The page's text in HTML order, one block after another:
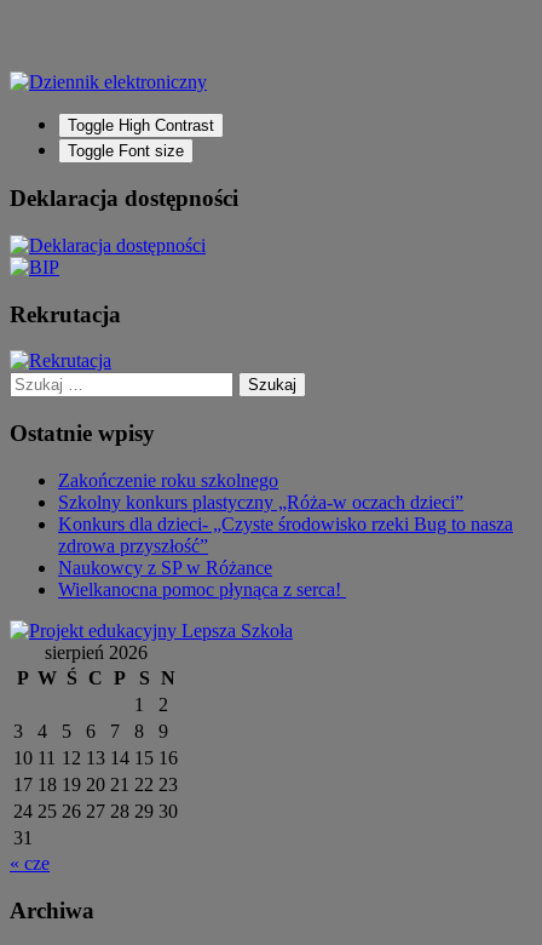
Toggle High Contrast
Toggle Font size
Deklaracja dostępności
Rekrutacja
Szukaj:
Ostatnie wpisy
Zakończenie roku szkolnego
Szkolny konkurs plastyczny „Róża-w oczach dzieci”
Konkurs dla dzieci- „Czyste środowisko rzeki Bug to nasza
zdrowa przyszłość”
Naukowcy z SP w Różance
Wielkanocna pomoc płynąca z serca!
sierpień 2026
P W Ś C P S N
1
2
3
4 5 6 7 8
9
10 11 12 13 14 15 16
17 18 19 20 21 22 23
24 25 26 27 28 29 30
31
« cze
Archiwa